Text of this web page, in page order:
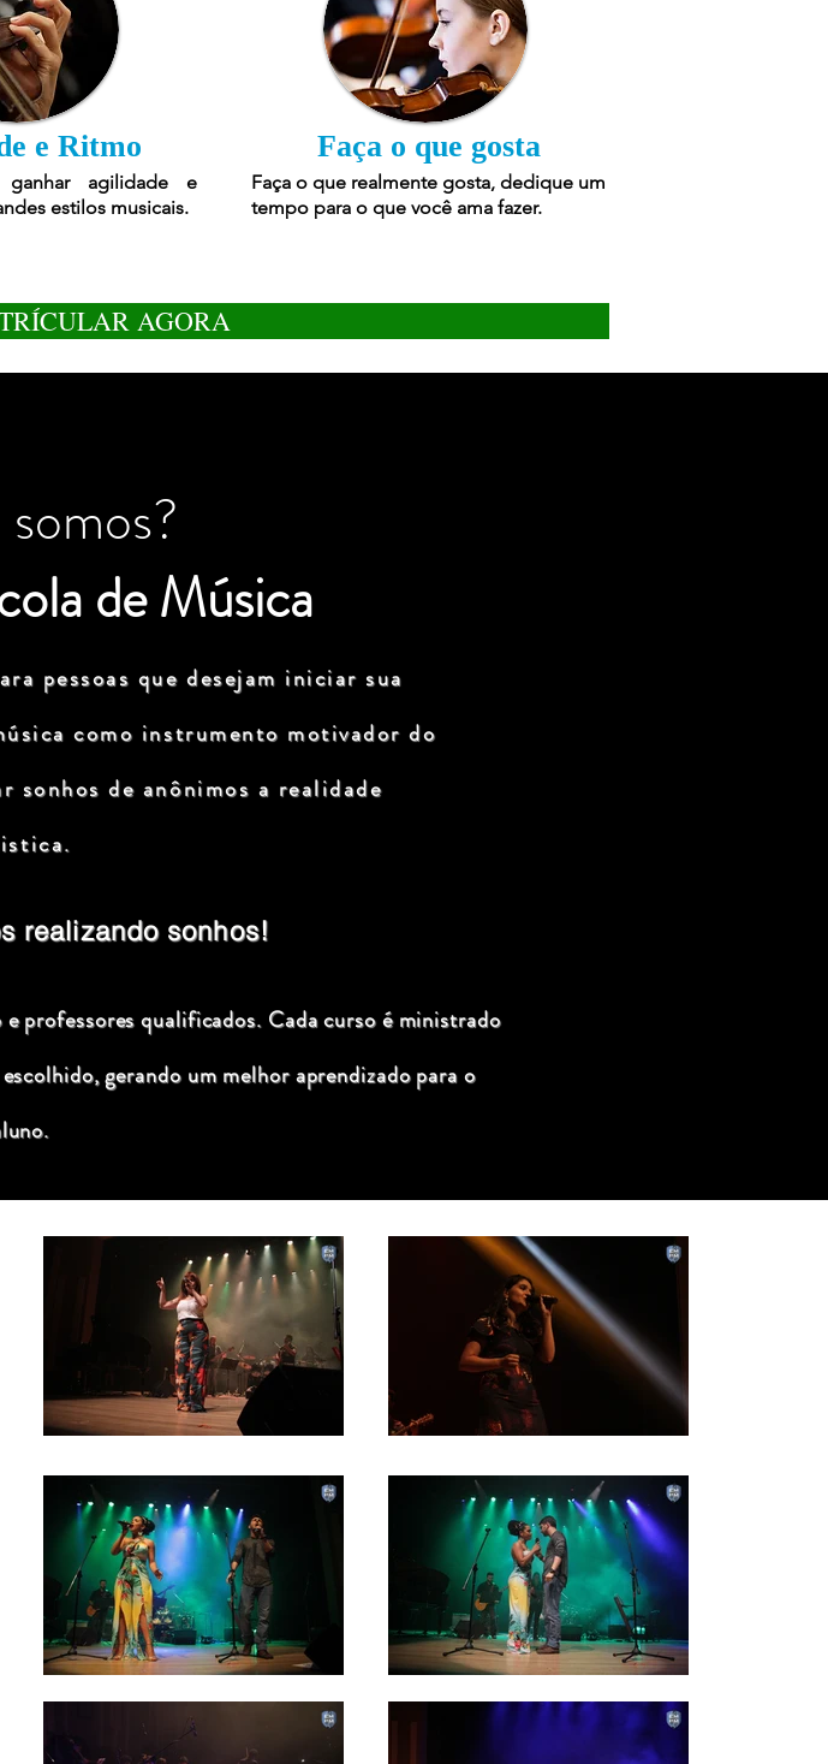
e Ritmo
ganhar agilidade e
estilos musicais.
Faça o que gosta
Faça o que realmente gosta, dedique um
tempo para o que você ama fazer.
AGORA
de Música
pessoas que desejam iniciar sua
como instrumento motivador do
sonhos de anônimos a realidade
realizando sonhos!
professores qualificados. Cada curso é ministrado
gerando um melhor aprendizado para o